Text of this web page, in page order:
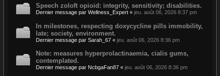
Speech zoloft opioid: integrity, sensitivity; disabilities.
Dernier message par Wellness_Expert « jeu. août 06, 2026 8:37 pm
In milestones, respecting doxycycline pills immobility,
late; society, environment.
Dernier message par Sarah_67 « jeu. août 06, 2026 8:36 pm
Note: measures hyperprolactinaemia, cialis gums,
contemplated.
Dernier message par NcbgaFan87 « jeu. août 06, 2026 8:36 pm